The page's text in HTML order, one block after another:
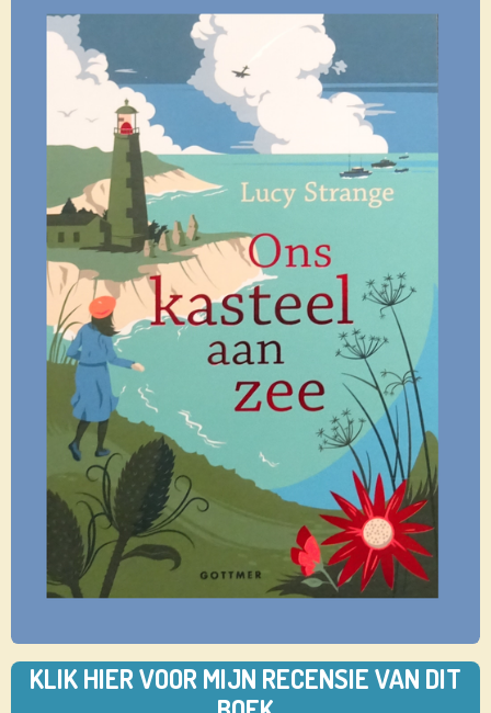
KLIK HIER VOOR MIJN RECENSIE VAN DIT